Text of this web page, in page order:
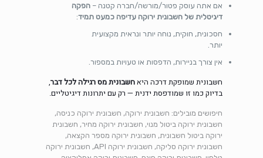
אם אתה עוסק פטור/מורשה/חברה קטנה –הפקה
דיגיטלית של חשבונית ירוקה עדיפה כמעט תמיד:
חסכונית, חוקית, נוחה יותר ונראית מקצועית
יותר.
אין צורך בניירות, הדפסות או טעויות במספור.
חשבונית שמופקת דרכה היאחשבונית מס רגילה לכל דבר,
בדיוק כמו זו שמודפסת ידנית — רק עם יתרונות דיגיטליים.
חיפושים מובילים: חשבונית ירוקה, חשבונית ירוקה כניסה,
חשבונית ירוקה ביטול מנוי, חשבונית ירוקה מחיר, חשבונית
ירוקה ביטול חשבונית, חשבונית ירוקה מספר הקצאה,
חשבונית ירוקה סליקה, חשבונית ירוקה API, חשבונית ירוקה